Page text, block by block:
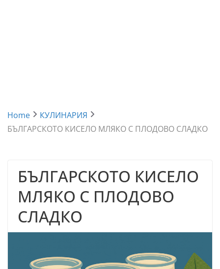
Home
КУЛИНАРИЯ
БЪЛГАРСКОТО КИСЕЛО МЛЯКО С ПЛОДОВО СЛАДКО
БЪЛГАРСКОТО КИСЕЛО
МЛЯКО С ПЛОДОВО
СЛАДКО